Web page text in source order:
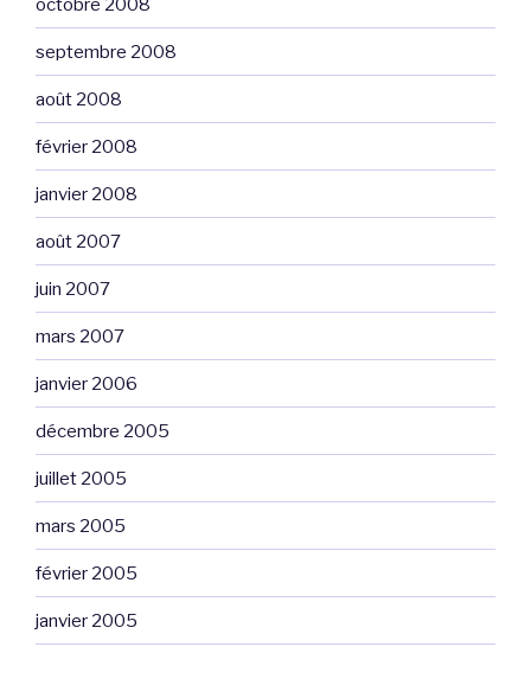
octobre 2008
septembre 2008
août 2008
février 2008
janvier 2008
août 2007
juin 2007
mars 2007
janvier 2006
décembre 2005
juillet 2005
mars 2005
février 2005
janvier 2005